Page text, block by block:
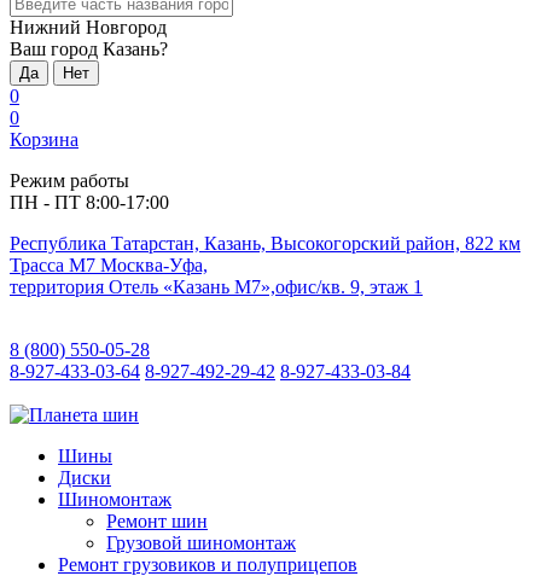
Нижний Новгород
Ваш город Казань?
Да Нет
0
0
Корзина
Режим работы
ПН - ПТ 8:00-17:00
Республика Татарстан, Казань, Высокогорский район, 822 км
Трасса М7 Москва-Уфа,
территория Отель «Казань М7»,офис/кв. 9, этаж 1
8 (800) 550-05-28
8-927-433-03-64 8-927-492-29-42 8-927-433-03-84
Шины
Диски
Шиномонтаж
Ремонт шин
Грузовой шиномонтаж
Ремонт грузовиков и полуприцепов